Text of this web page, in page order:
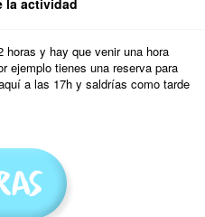
la actividad
horas y hay que venir una hora
ejemplo tienes una reserva para
a las 17h y saldrías como tarde